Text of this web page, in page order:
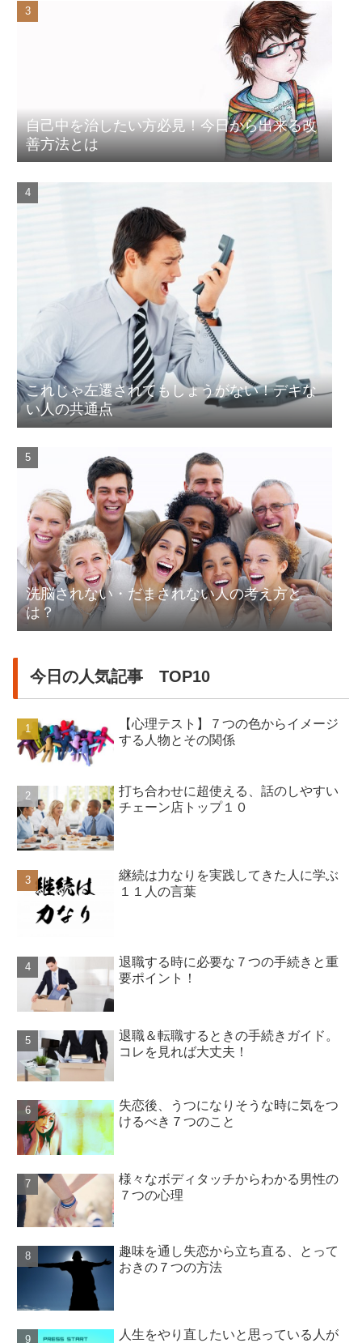
自己中を治したい方必見！今日から出来る改
善方法とは
これじゃ左遷されてもしょうがない！デキな
い人の共通点
洗脳されない・だまされない人の考え方と
は？
今日の人気記事 TOP10
【心理テスト】７つの色からイメージ
する人物とその関係
打ち合わせに超使える、話のしやすい
チェーン店トップ１０
継続は力なりを実践してきた人に学ぶ
１１人の言葉
退職する時に必要な７つの手続きと重
要ポイント！
退職＆転職するときの手続きガイド。
コレを見れば大丈夫！
失恋後、うつになりそうな時に気をつ
けるべき７つのこと
様々なボディタッチからわかる男性の
７つの心理
趣味を通し失恋から立ち直る、とって
おきの７つの方法
人生をやり直したいと思っている人が